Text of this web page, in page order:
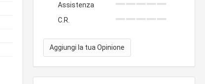
Assistenza
C.R.
Aggiungi la tua Opinione